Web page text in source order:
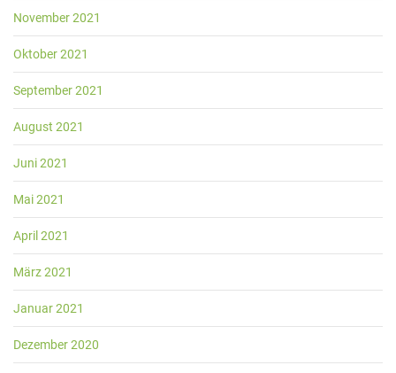
November 2021
Oktober 2021
September 2021
August 2021
Juni 2021
Mai 2021
April 2021
März 2021
Januar 2021
Dezember 2020